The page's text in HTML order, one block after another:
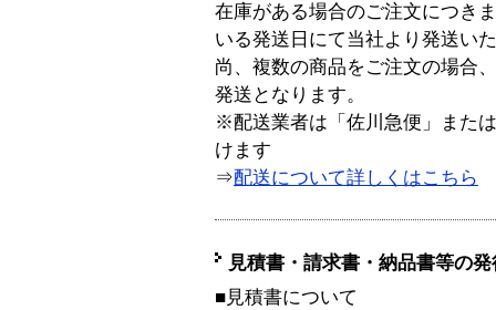
在庫がある場合のご注文につき
いる発送日にて当社より発送い
尚、複数の商品をご注文の場合
発送となります。
※配送業者は「佐川急便」また
けます
⇒配送について詳しくはこちら
見積書・請求書・納品書等の
■見積書について